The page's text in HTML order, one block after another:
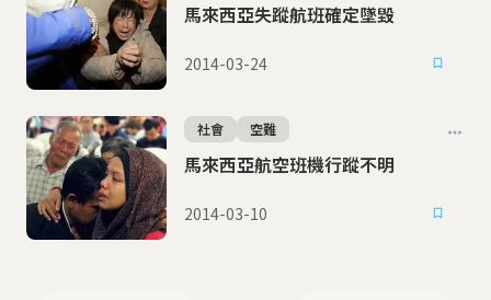
馬來西亞失蹤航班確定墜毀
2014-03-24
馬來西亞航空班機行蹤不明
社會 空難
2014-03-10